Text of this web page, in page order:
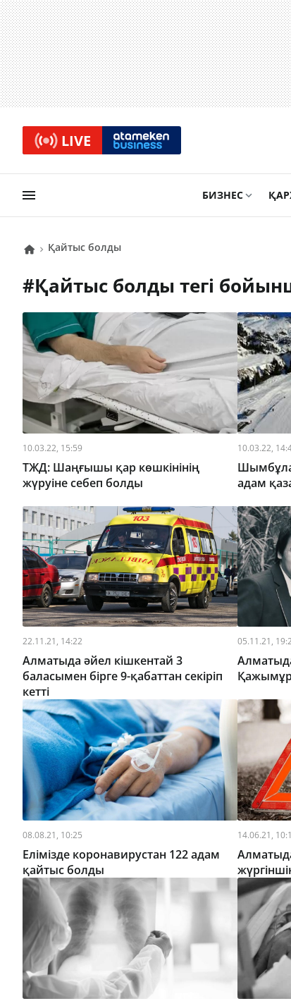
LIVE
БИЗНЕС
қайтыс болды
# қайтыс болды тегі
10.03.22, 15:59
ТЖД: Шаңғышы қар көшкінінің
жүруіне себеп болды
10.03.22,
адам
22.11.21, 14:22
Алматыда әйел кішкентай 3
баласымен бірге 9-қабаттан секіріп
кетті
05.11.21,
08.08.21, 10:25
Елімізде коронавирустан 122 адам
қайтыс болды
14.06.21,